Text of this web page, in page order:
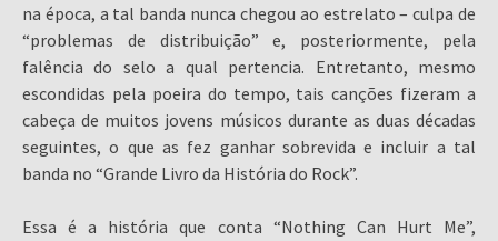
na época, a tal banda nunca chegou ao estrelato – culpa de
“problemas de distribuição” e, posteriormente, pela
falência do selo a qual pertencia. Entretanto, mesmo
escondidas pela poeira do tempo, tais canções fizeram a
cabeça de muitos jovens músicos durante as duas décadas
seguintes, o que as fez ganhar sobrevida e incluir a tal
banda no “Grande Livro da História do Rock”.
Essa é a história que conta “Nothing Can Hurt Me”,